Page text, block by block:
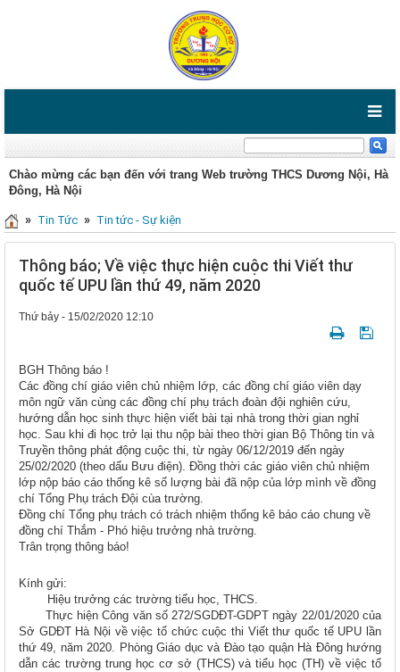
Chào mừng các bạn đến với trang Web trường THCS Dương Nội, Hà
Đông, Hà Nội
» Tin Tức » Tin tức - Sự kiện
Thông báo; Về việc thực hiện cuộc thi Viết thư
quốc tế UPU lần thứ 49, năm 2020
Thứ bảy - 15/02/2020 12:10
BGH Thông báo !
Các đồng chí giáo viên chủ nhiệm lớp, các đồng chí giáo viên dạy
môn ngữ văn cùng các đồng chí phụ trách đoàn đội nghiên cứu,
hướng dẫn học sinh thực hiện viết bài tại nhà trong thời gian nghỉ
học. Sau khi đi học trở lại thu nộp bài theo thời gian Bộ Thông tin và
Truyền thông phát động cuộc thi, từ ngày 06/12/2019 đến ngày
25/02/2020 (theo dấu Bưu điện). Đồng thời các giáo viên chủ nhiệm
lớp nộp báo cáo thống kê số lượng bài đã nộp của lớp mình về đồng
chí Tổng Phụ trách Đội cùa trường.
Đồng chí Tổng phụ trách có trách nhiệm thống kê báo cáo chung về
đồng chí Thắm - Phó hiệu trưởng nhà trường.
Trân trọng thông báo!
Kính gửi:
Hiệu trưởng các trường tiểu học, THCS.
Thực hiện Công văn số 272/SGDĐT-GDPT ngày 22/01/2020 của
Sở GDĐT Hà Nội về việc tổ chức cuộc thi Viết thư quốc tế UPU lần
thứ 49, năm 2020. Phòng Giáo dục và Đào tạo quận Hà Đông hướng
dẫn các trường trung học cơ sở (THCS) và tiểu học (TH) về việc tổ